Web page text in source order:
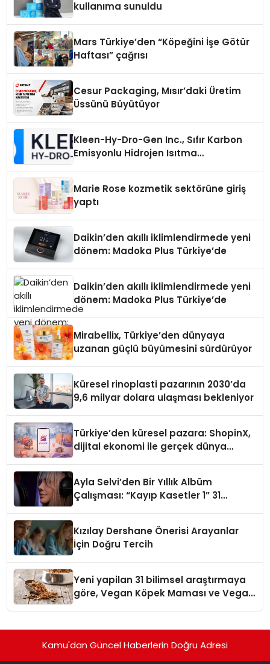
kullanıma sunuldu
Mars Türkiye’den “Köpeğini İşe Götür
Haftası” çağrısı
Cesur Packaging, Mısır’daki Üretim
Üssünü Büyütüyor
Kleen-Hy-Dro-Gen Inc., Sıfır Karbon
Emisyonlu Hidrojen Isıtma
Marie Rose kozmetik sektörüne giriş
yaptı
Daikin’den akıllı iklimlendirmede yeni
dönem: Madoka Plus Türkiye’de
Daikin’den akıllı iklimlendirmede yeni
dönem: Madoka Plus Türkiye’de
Mirabellix, Türkiye’den dünyaya
uzanan güçlü büyümesini sürdürüyor
Küresel rinoplasti pazarının 2030’da
9,6 milyar dolara ulaşması bekleniyor
Türkiye’den küresel pazara: ShopinX,
dijital ekonomi ile gerçek dünya
Ayla Selvi’den Bir Yıllık Albüm
Çalışması: “Kayıp Kasetler 1” 31
Kızılay Dershane Önerisi Arayanlar
İçin Doğru Tercih
Yeni yapilan 31 bilimsel araştırmaya
göre, Vegan Köpek Maması ve Vegan
Kamu'dan Güncel Haberlerin Doğru Adresi